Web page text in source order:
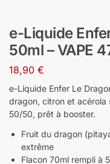
e-Liquide
50ml – VAPE
18,90 €
e-Liquide Enfer Le
dragon, citron et acérola
50/50, prêt à booster.
Fruit du dragon
extrême
Flacon 70ml rempli à